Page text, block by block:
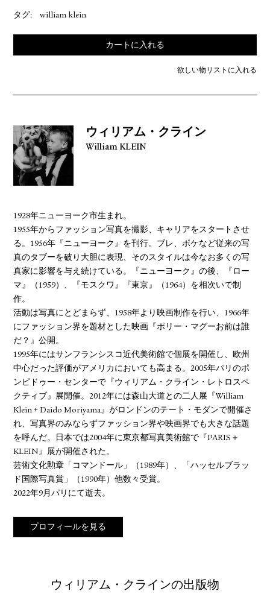
カートに入れる
欲しい物リストに入れる
タグ: william klein
ウィリアム・クライン
William KLEIN
1928年ニューヨーク市生まれ。
1955年からファッション写真を撮影、キャリアをスタートさせ
る。1956年『ニューヨーク』を刊行。ブレ、ボケなど従来の写
真のタブーを破り大胆に表現、そのスタイルは今なお多くの写
真家に影響を与え続けている。『ニューヨーク』の後、『ロー
マ』（1959）、『モスクワ』『東京』（1964）を相次いで制
作。
活動は写真にとどまらず、1958年より映画制作を行い、1966年
にファッション界を題材とした映画『ポリー・マグーお前は誰
だ？』公開。
1995年にはサンフランシスコ近代美術館で個展を開催し、欧州
中心だった評価がアメリカにおいても高まる。2005年パリのポ
ンピドゥー・センターで『ウィリアム・クライン・レトロスペ
クティブ』展開催。2012年には森山大道との二人展『William
Klein + Daido Moriyama』がロンドンのテート・モダンで開催さ
れ、写真界のみならずファッション界や映画界でも大きな話題
を呼んだ。日本では2004年に東京都写真美術館で『PARIS＋
KLEIN』展が開催された。
芸術文化勲章「コマンドール」（1989年）、「ハッセルブラッ
ド国際写真賞」（1990年）他数々受賞。
2022年9月パリにて逝去。
プロフィールを見る
ウィリアム・クラインの出版物